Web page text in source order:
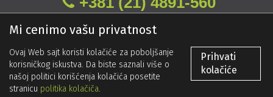
Mi cenimo vašu privatnost
Ovaj Web sajt koristi kolačiće za poboljšanje
korisničkog iskustva. Da biste saznali više o
našoj politici korišćenja kolačića posetite
stranicu politika kolačiča.
Prihvati
kolačiće
Copyright © 2017 /NS Plakat/ All rights reserved.
Politika privatnosti|Politika kolačića